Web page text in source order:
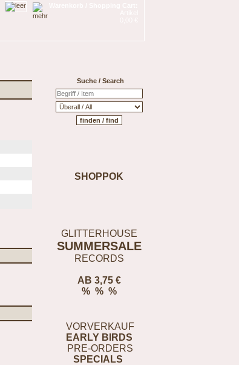
Suche / Search
SHOPPOK
GLITTERHOUSE
SUMMERSALE
RECORDS
AB 3,75 €
% % %
VORVERKAUF
EARLY BIRDS
PRE-ORDERS
SPECIALS